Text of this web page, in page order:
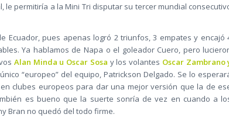
le permitiría a la Mini Tri disputar su tercer mundial
Ecuador, pues apenas logró 2 triunfos, 3 empates y encajó
Ya hablamos de Napa o el goleador Cuero, pero
Alan Minda u Oscar Sosa y los volantes Oscar Zambrano
“europeo” del equipo, Patrickson Delgado. Se lo
clubes europeos para dar una mejor versión que la de
es bueno que la suerte sonría de vez en cuando a
Bran no quedó del todo firme.